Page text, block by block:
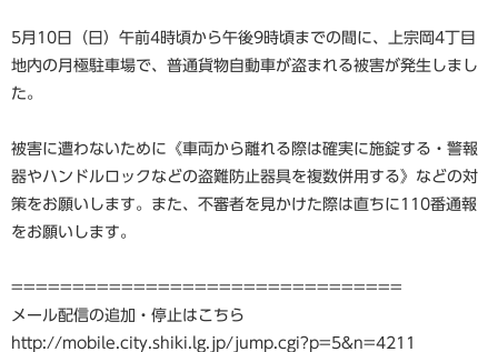
5月10日（日）午前4時頃から午後9時頃までの間に、上宗岡4丁目
地内の月極駐車場で、普通貨物自動車が盗まれる被害が発生しまし
た。
被害に遭わないために《車両から離れる際は確実に施錠する・警報
器やハンドルロックなどの盗難防止器具を複数併用する》などの対
策をお願いします。また、不審者を見かけた際は直ちに110番通報
をお願いします。
================================
メール配信の追加・停止はこちら
http://mobile.city.shiki.lg.jp/jump.cgi?p=5&n=4211